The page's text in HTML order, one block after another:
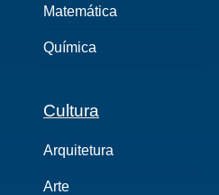
Matemática
Química
Cultura
Arquitetura
Arte